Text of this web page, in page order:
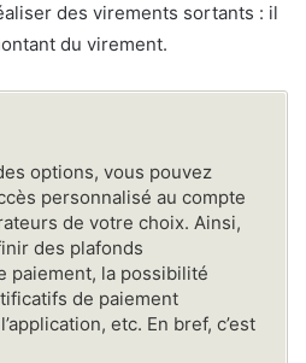
des virements sortants : il
du virement.
options, vous pouvez
personnalisé au compte
de votre choix. Ainsi,
des plafonds
paiement, la possibilité
de paiement
etc. En bref, c’est